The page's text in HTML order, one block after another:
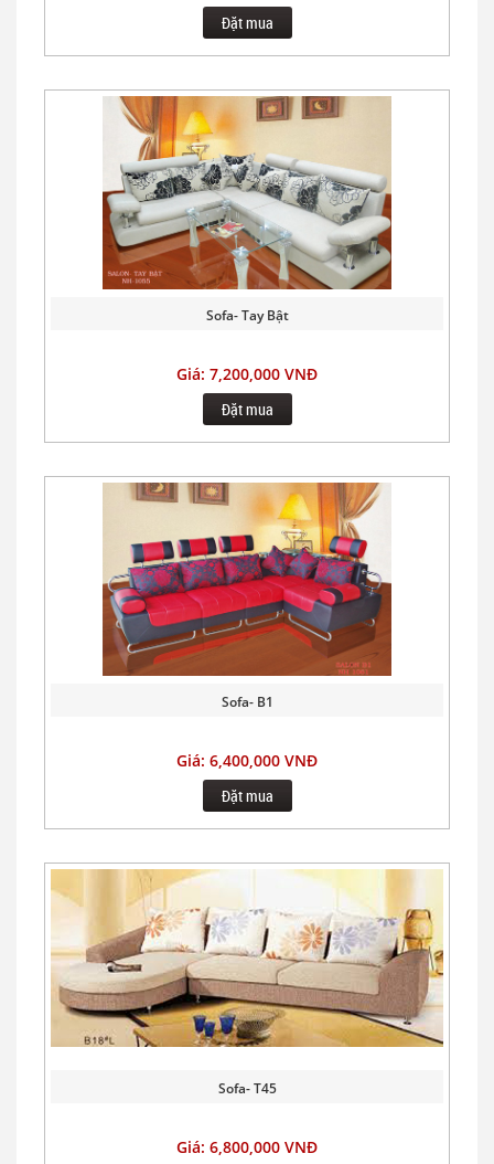
Đặt mua
Sofa- Tay Bật
Giá: 7,200,000 VNĐ
Đặt mua
Sofa- B1
Giá: 6,400,000 VNĐ
Đặt mua
Sofa- T45
Giá: 6,800,000 VNĐ